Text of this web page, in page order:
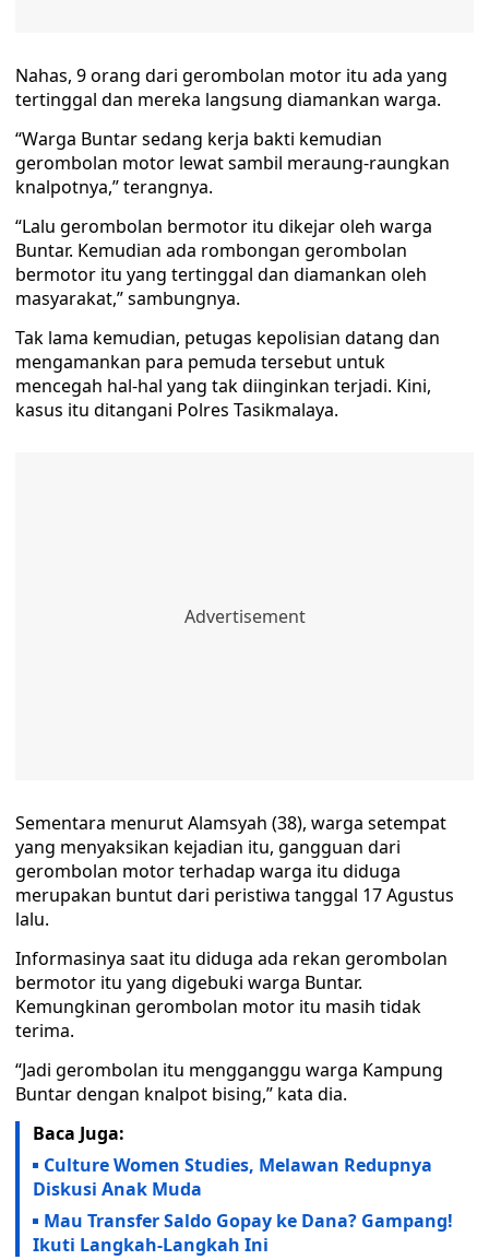
Nahas, 9 orang dari gerombolan motor itu ada yang
tertinggal dan mereka langsung diamankan warga.
“Warga Buntar sedang kerja bakti kemudian
gerombolan motor lewat sambil meraung-raungkan
knalpotnya,” terangnya.
“Lalu gerombolan bermotor itu dikejar oleh warga
Buntar. Kemudian ada rombongan gerombolan
bermotor itu yang tertinggal dan diamankan oleh
masyarakat,” sambungnya.
Tak lama kemudian, petugas kepolisian datang dan
mengamankan para pemuda tersebut untuk
mencegah hal-hal yang tak diinginkan terjadi. Kini,
kasus itu ditangani Polres Tasikmalaya.
Sementara menurut Alamsyah (38), warga setempat
yang menyaksikan kejadian itu, gangguan dari
gerombolan motor terhadap warga itu diduga
merupakan buntut dari peristiwa tanggal 17 Agustus
lalu.
Informasinya saat itu diduga ada rekan gerombolan
bermotor itu yang digebuki warga Buntar.
Kemungkinan gerombolan motor itu masih tidak
terima.
“Jadi gerombolan itu mengganggu warga Kampung
Buntar dengan knalpot bising,” kata dia.
Baca Juga:
Culture Women Studies, Melawan Redupnya
Diskusi Anak Muda
Mau Transfer Saldo Gopay ke Dana? Gampang!
Ikuti Langkah-Langkah Ini